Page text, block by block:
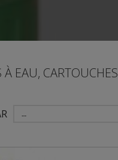
À EAU, CARTOUCHES
--